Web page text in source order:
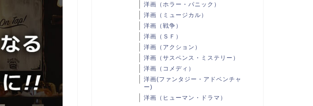
洋画（ホラー・パニック）
洋画（ミュージカル）
洋画（戦争）
洋画（ＳＦ）
洋画（アクション）
洋画（サスペンス・ミステリー）
洋画（コメディ）
洋画(ファンタジー・アドベンチャ
ー)
洋画（ヒューマン・ドラマ）